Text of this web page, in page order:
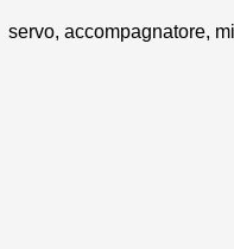
servo, accompagnatore,